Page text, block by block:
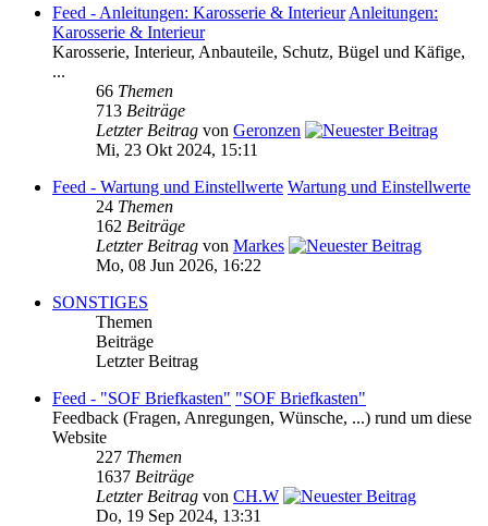
Feed - Anleitungen: Karosserie & Interieur Anleitungen:
Karosserie & Interieur
Karosserie, Interieur, Anbauteile, Schutz, Bügel und Käfige,
...
66 Themen
713 Beiträge
Letzter Beitrag von Geronzen
Mi, 23 Okt 2024, 15:11
Feed - Wartung und Einstellwerte Wartung und Einstellwerte
24 Themen
162 Beiträge
Letzter Beitrag von Markes
Mo, 08 Jun 2026, 16:22
SONSTIGES
Themen
Beiträge
Letzter Beitrag
Feed - "SOF Briefkasten" "SOF Briefkasten"
Feedback (Fragen, Anregungen, Wünsche, ...) rund um diese
Website
227 Themen
1637 Beiträge
Letzter Beitrag von CH.W
Do, 19 Sep 2024, 13:31